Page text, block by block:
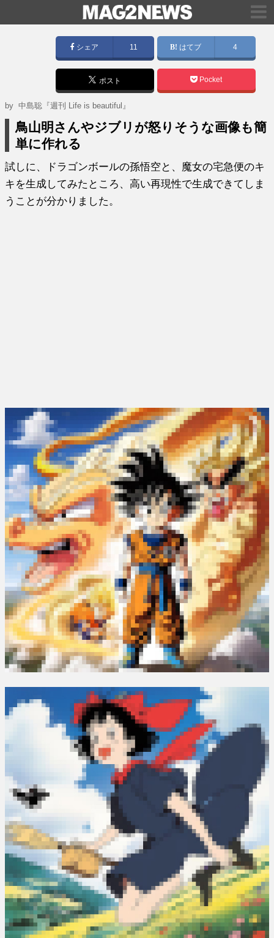
シェア 11 はてブ 4
ポスト Pocket
by中島聡『週刊 Life is beautiful』
鳥山明さんやジブリが怒りそうな画像も簡
単に作れる
試しに、ドラゴンボールの孫悟空と、魔女の宅急便のキ
キを生成してみたところ、高い再現性で生成できてしま
うことが分かりました。